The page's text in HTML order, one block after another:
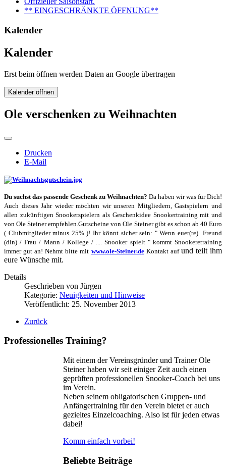
** EINGESCHRÄNKTE ÖFFNUNG**
Kalender
Kalender
Erst beim öffnen werden Daten an Google übertragen
Kalender öffnen
Ole verschenken zu Weihnachten
Drucken
E-Mail
Du suchst das passende Geschenk zu Weihnachten? Da haben wir was für Dich!
Auch dieses Jahr wieder möchten wir unseren Mitgliedern, Gastspielern und
allen zukünftigen Snookerspielern als Geschenkidee Snookertraining mit und
von Ole Steiner empfehlen.Gutscheine von Ole Steiner gibt es schon ab 40 Euro
( Clubmitglieder minus 25% )! Ihr könnt sicher sein: " Wenn euer(re) Freund
(din) / Frau / Mann / Kollege / .... Snooker spielt " kommt Snookeretraining
immer gut an! Nehmt bitte mit www.ole-Steiner.deKontakt auf und teilt ihm
eure Wünsche mit.
Details
Geschrieben von Jürgen
Kategorie: Neuigkeiten und Hinweise
Veröffentlicht: 25. November 2013
Zurück
Professionelles Training?
Mit einem der Vereinsgründer und Trainer Ole
Steiner haben wir seit einiger Zeit auch einen
geprüften professionellen Snooker-Coach bei uns
im Verein.
Neben seinem obligatorischen Gruppen- und
Anfängertraining für den Verein bietet er auch
gezieltes Einzelcoaching. Also ist für jeden etwas
dabei!
Komm einfach vorbei!
Beliebte Beiträge